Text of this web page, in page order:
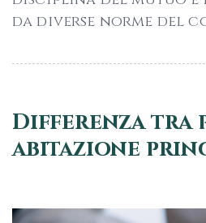
da diverse norme del
Differenza tra
abitazione